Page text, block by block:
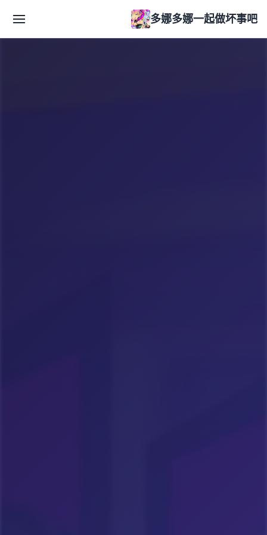
多娜多娜一起做坏事吧